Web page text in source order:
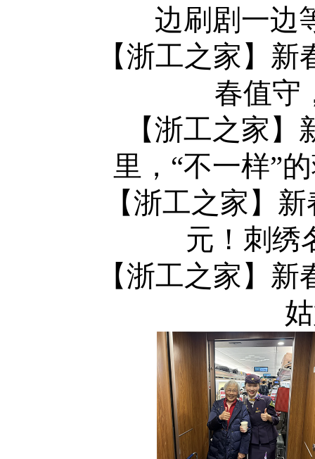
边刷剧一边
【浙工之家】
春值守
【浙工之家
里，“不一样”
【浙工之家】 新
元！刺绣
【浙工之家】 新